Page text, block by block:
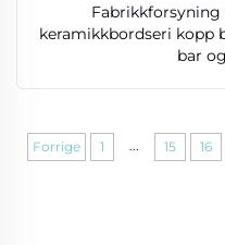
Fabrikkforsyning
keramikkbordseri kopp
bar
Forrige 1 ... 15 16